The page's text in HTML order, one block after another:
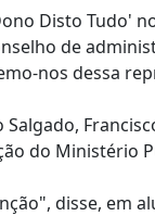
Disto Tudo'
de
nos dessa
do Ministério
disse, em